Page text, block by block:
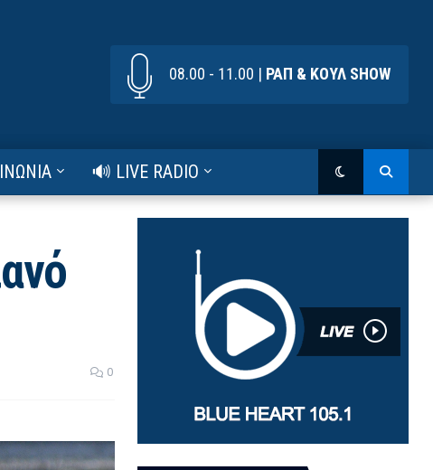
08.00 - 11.00 | ΡΑΠ & ΚΟΥΛ SHOW
🔊 LIVE RADIO
0